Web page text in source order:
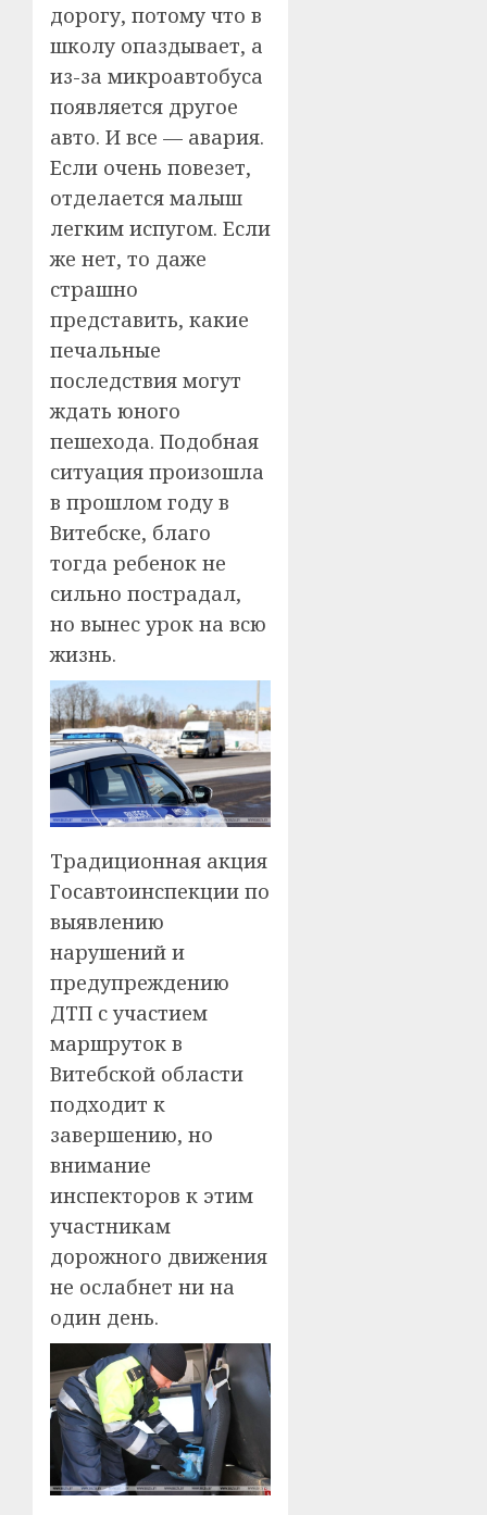
дорогу, потому что в
школу опаздывает, а
из-за микроавтобуса
появляется другое
авто. И все — авария.
Если очень повезет,
отделается малыш
легким испугом. Если
же нет, то даже
страшно
представить, какие
печальные
последствия могут
ждать юного
пешехода. Подобная
ситуация произошла
в прошлом году в
Витебске, благо
тогда ребенок не
сильно пострадал,
но вынес урок на всю
жизнь.
Традиционная акция
Госавтоинспекции по
выявлению
нарушений и
предупреждению
ДТП с участием
маршруток в
Витебской области
подходит к
завершению, но
внимание
инспекторов к этим
участникам
дорожного движения
не ослабнет ни на
один день.